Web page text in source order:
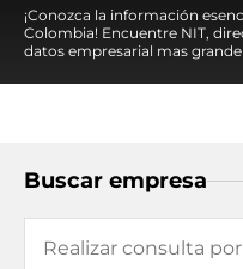
¡Conozca la información
Colombia! Encuentre NIT,
datos empresarial mas grande
Buscar empresa